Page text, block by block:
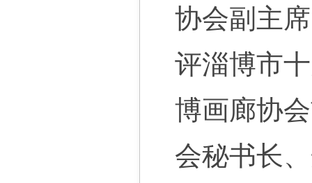
协会副主
评淄博市
博画廊协
会秘书长